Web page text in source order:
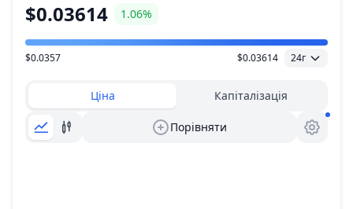
$0.03614 1.06%
Діапазон цін
$0.0357 $0.03614 24г
Ціна Капіталізація
Порівняти